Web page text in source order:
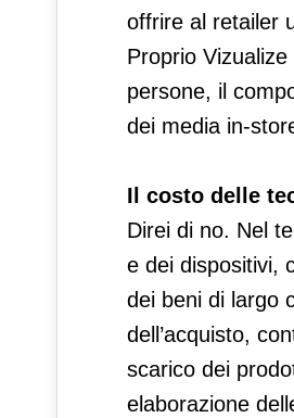
offrire al retailer
Proprio
persone, il
dei media in-
Il costo delle
Direi di no. Nel
e dei dispositivi,
dei beni di largo
dell’acquisto,
scarico dei
elaborazione